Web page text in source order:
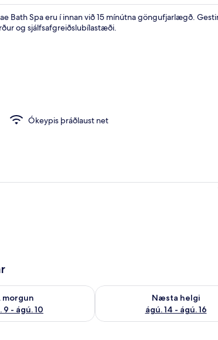
Bath Spa eru í innan við 15 mínútna göngufjarlægð.
og sjálfsafgreiðslubílastæði.
Ókeypis þráðlaust net
morgun
9 - ágú. 10
morgun ágú. 9 - ágú. 10
Næsta helgi
ágú. 14 - ágú. 16
Athuga framboð næstu helgi